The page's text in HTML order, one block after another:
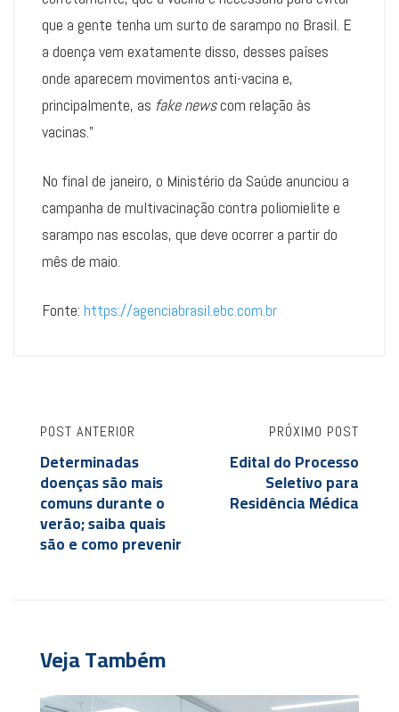
que a gente tenha um surto de sarampo no Brasil. E
a doença vem exatamente disso, desses países
onde aparecem movimentos anti-vacina e,
principalmente, as fake newscom relação às
vacinas.”
No final de janeiro, o Ministério da Saúde anunciou a
campanha de multivacinação contra poliomielite e
sarampo nas escolas, que deve ocorrer a partir do
mês de maio.
Fonte: https://agenciabrasil.ebc.com.br
POST ANTERIOR
Determinadas
doenças são mais
comuns durante o
verão; saiba quais
são e como prevenir
PRÓXIMO POST
Edital do Processo
Seletivo para
Residência Médica
Veja Também